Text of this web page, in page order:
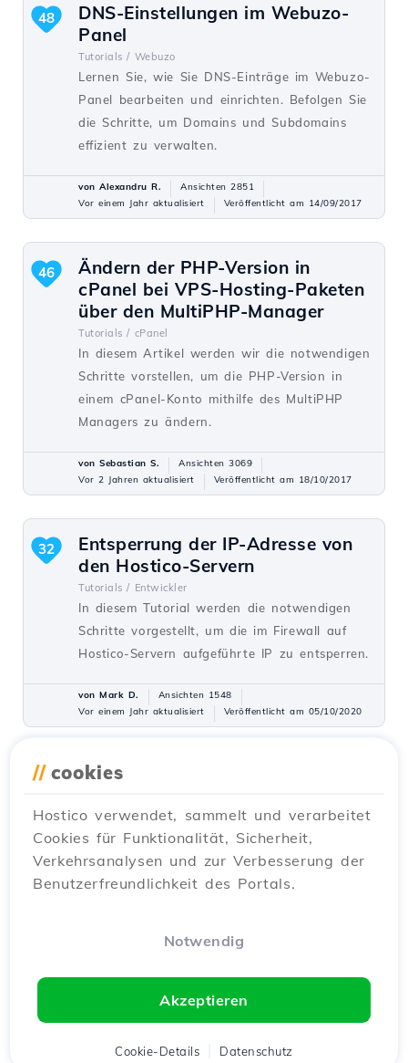
DNS-Einstellungen im Webuzo-
Panel
Tutorials / Webuzo
Lernen Sie, wie Sie DNS-Einträge im Webuzo-
Panel bearbeiten und einrichten. Befolgen Sie
die Schritte, um Domains und Subdomains
effizient zu verwalten.
48
von Alexandru R.
Ansichten 2851
Vor einem Jahr aktualisiert
Veröffentlicht am 14/09/2017
Ändern der PHP-Version in
cPanel bei VPS-Hosting-Paketen
über den MultiPHP-Manager
Tutorials / cPanel
In diesem Artikel werden wir die notwendigen
Schritte vorstellen, um die PHP-Version in
einem cPanel-Konto mithilfe des MultiPHP
Managers zu ändern.
46
von Sebastian S.
Ansichten 3069
Vor 2 Jahren aktualisiert
Veröffentlicht am 18/10/2017
Entsperrung der IP-Adresse von
den Hostico-Servern
Tutorials / Entwickler
In diesem Tutorial werden die notwendigen
Schritte vorgestellt, um die im Firewall auf
Hostico-Servern aufgeführte IP zu entsperren.
32
von Mark D.
Ansichten 1548
Vor einem Jahr aktualisiert
Veröffentlicht am 05/10/2020
Erstellen eines E-Mail-Kontos in
Tutorials / cPanel
cPanel ermöglicht die Erstellung einer
unbegrenzten Anzahl von E-Mail-Konten, die
mit gehosteten Domains verbunden sind.
31
Ansichten 5932
// cookies
Hostico verwendet, sammelt und verarbeitet
Cookies für Funktionalität, Sicherheit,
Verkehrsanalysen und zur Verbesserung der
Benutzerfreundlichkeit des Portals.
Notwendig
Akzeptieren
Cookie-Details Datenschutz